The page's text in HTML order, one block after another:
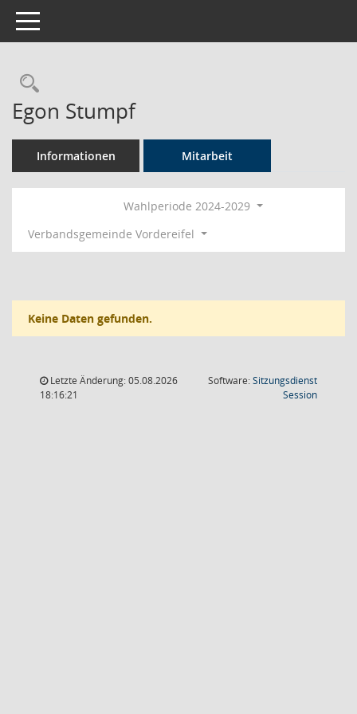
Toggle navigation
Rechercheauswahl
Egon Stumpf
Informationen Mitarbeit
Wahlperiode 2024-2029
Verbandsgemeinde Vordereifel
Keine Daten gefunden.
Letzte Änderung: 05.08.2026
18:16:21
Software:Sitzungsdienst
Session(Wird in